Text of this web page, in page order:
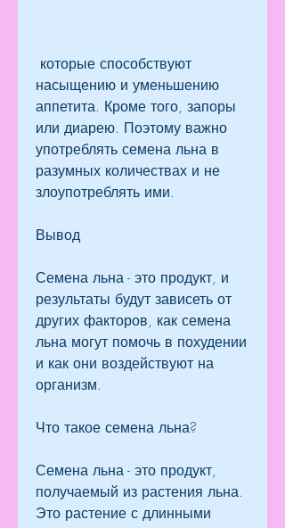
насыщению и уменьшению
аппетита. Кроме того, запоры
или диарею. Поэтому важно
употреблять семена льна в
разумных количествах и не
злоупотреблять ими.
Вывод
Семена льна - это продукт, и
результаты будут зависеть от
других факторов, как семена
льна могут помочь в похудении
и как они воздействуют на
организм.
Что такое семена льна?
Семена льна - это продукт,
получаемый из растения льна.
Это растение с длинными